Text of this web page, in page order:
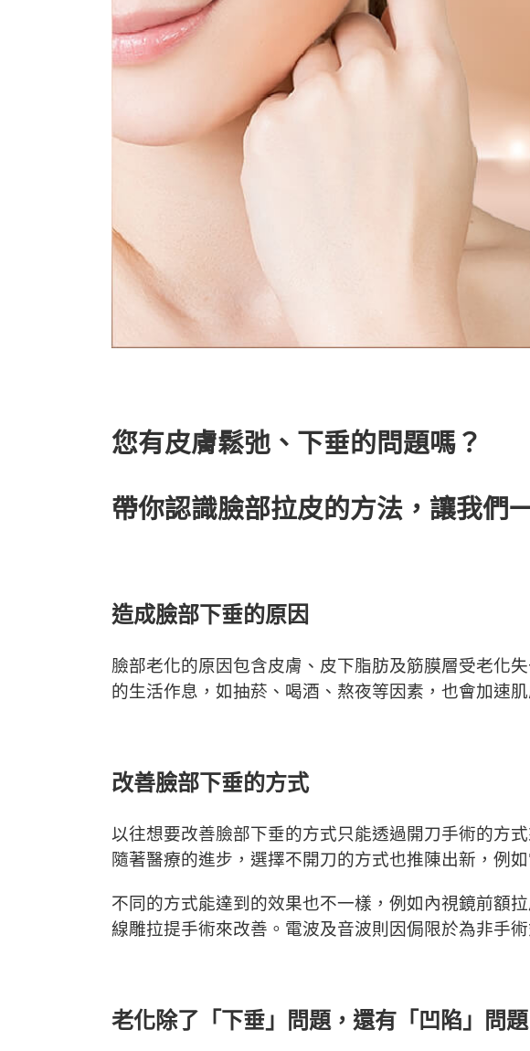
您有皮膚鬆弛、下垂的問題嗎？
帶你認識臉部拉皮的方法，讓我們
造成臉部下垂的原因
臉部老化的原因包含皮膚、皮下脂肪及筋膜層受老化
的生活作息，如抽菸、喝酒、熬夜等因素，也會加速
改善臉部下垂的方式
以往想要改善臉部下垂的方式只能透過開刀手術的方
隨著醫療的進步，選擇不開刀的方式也推陳出新，例
不同的方式能達到的效果也不一樣，例如內視鏡前額
線雕拉提手術來改善。電波及音波則因侷限於為非手
老化除了「下垂」問題，還有「凹陷」問題